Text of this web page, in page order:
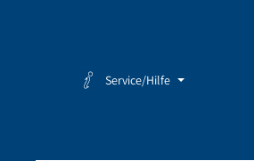
Service/Hilfe